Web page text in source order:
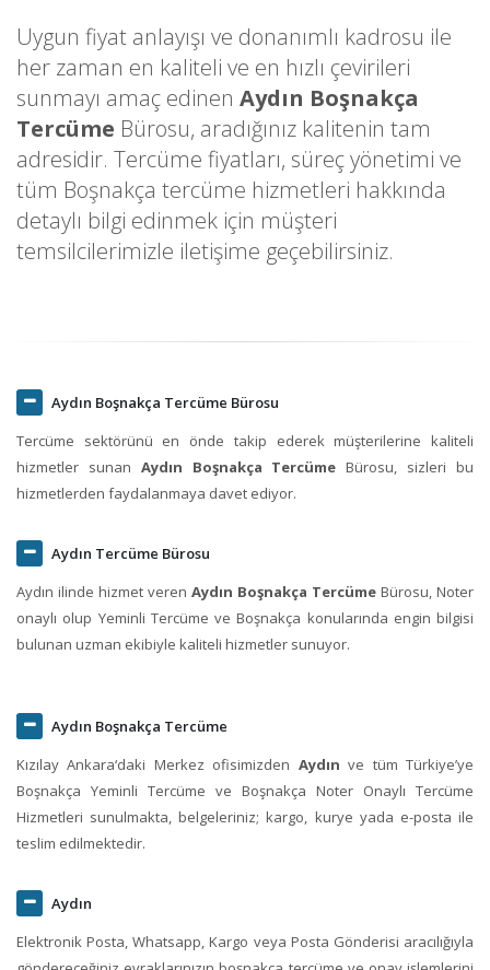
Uygun fiyat anlayışı ve donanımlı kadrosu ile
her zaman en kaliteli ve en hızlı çevirileri
sunmayı amaç edinen Aydın Boşnakça
Tercüme Bürosu, aradığınız kalitenin tam
adresidir. Tercüme fiyatları, süreç yönetimi ve
tüm Boşnakça tercüme hizmetleri hakkında
detaylı bilgi edinmek için müşteri
temsilcilerimizle iletişime geçebilirsiniz.
Aydın Boşnakça Tercüme Bürosu
Tercüme sektörünü en önde takip ederek müşterilerine kaliteli
hizmetler sunan Aydın Boşnakça Tercüme Bürosu, sizleri bu
hizmetlerden faydalanmaya davet ediyor.
Aydın Tercüme Bürosu
Aydın ilinde hizmet veren Aydın Boşnakça Tercüme Bürosu, Noter
onaylı olup Yeminli Tercüme ve Boşnakça konularında engin bilgisi
bulunan uzman ekibiyle kaliteli hizmetler sunuyor.
Aydın Boşnakça Tercüme
Kızılay Ankara‘daki Merkez ofisimizden Aydın ve tüm Türkiye’ye
Boşnakça Yeminli Tercüme ve Boşnakça Noter Onaylı Tercüme
Hizmetleri sunulmakta, belgeleriniz; kargo, kurye yada e-posta ile
teslim edilmektedir.
Aydın
Elektronik Posta, Whatsapp, Kargo veya Posta Gönderisi aracılığıyla